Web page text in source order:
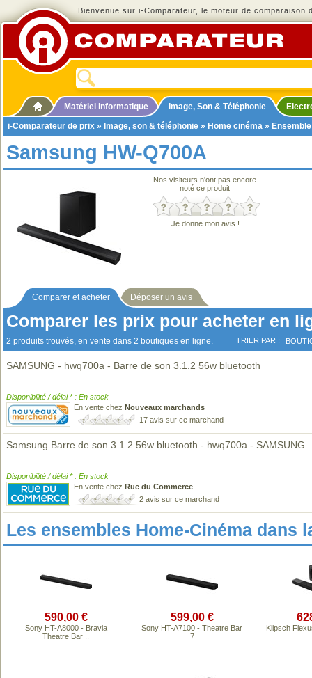
Bienvenue sur i-Comparateur, le moteur de comparaison
Matériel informatique Image, Son & Téléphonie
i-Comparateur de prix » Image, son & téléphonie » Home cinéma »
Samsung HW-Q700A
Nos visiteurs n'ont pas encore
noté ce produit
Je donne mon avis !
Comparer et acheter Déposer un avis
Comparer les prix pour acheter en
2 produits trouvés, en vente dans 2 boutiques en ligne. TRIER PAR :
SAMSUNG - hwq700a - Barre de son 3.1.2 56w bluetooth
Disponibilité / délai * : En stock
En vente chez Nouveaux marchands
17 avis sur ce marchand
Samsung Barre de son 3.1.2 56w bluetooth - hwq700a - SAMSUNG
Disponibilité / délai * : En stock
En vente chez Rue du Commerce
2 avis sur ce marchand
Les ensembles Home-Cinéma dans
590,00 €
Sony HT-A8000 - Bravia
Theatre Bar ..
599,00 €
Sony HT-A7100 - Theatre Bar
7
Klipsch